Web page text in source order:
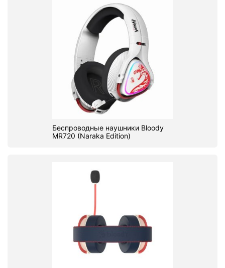
Беспроводные наушники Bloody
MR720 (Naraka Edition)